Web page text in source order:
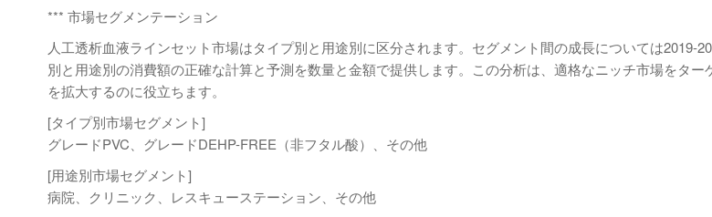
*** 市場セグメンテーション
人工透析血液ラインセット市場はタイプ別と用途別に区分されます。セグメント間の成長については2019-
別と用途別の消費額の正確な計算と予測を数量と金額で提供します。この分析は、適格なニッチ市場をター
を拡大するのに役立ちます。
[タイプ別市場セグメント]
グレードPVC、グレードDEHP-FREE（非フタル酸）、その他
[用途別市場セグメント]
病院、クリニック、レスキューステーション、その他